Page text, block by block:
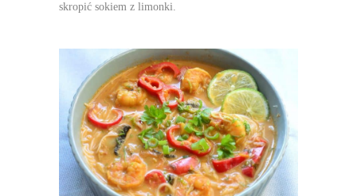
skropić sokiem z limonki.